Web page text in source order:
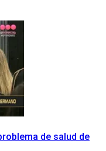
de salud de